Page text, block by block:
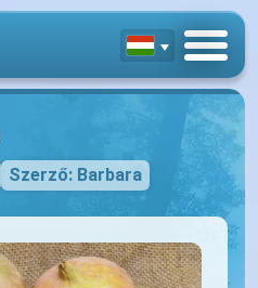
Szerző: Barbara